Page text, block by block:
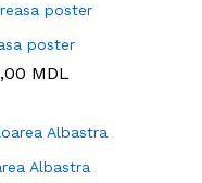
poster
MDL
Albastra